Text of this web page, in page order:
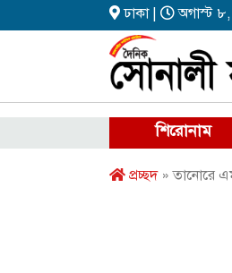
ঢাকা | অগাস্ট
শিরোনাম
প্রচ্ছদ» তানোরে